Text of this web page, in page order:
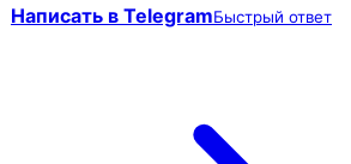
Написать в TelegramБыстрый ответ